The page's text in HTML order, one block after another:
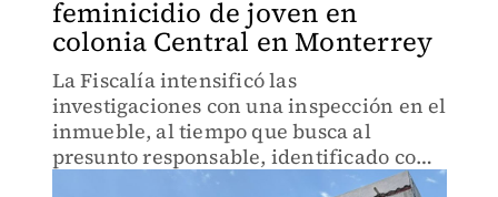
feminicidio de joven en
colonia Central en Monterrey
La Fiscalía intensificó las
investigaciones con una inspección en el
inmueble, al tiempo que busca al
presunto responsable, identificado como
la pareja de la joven.